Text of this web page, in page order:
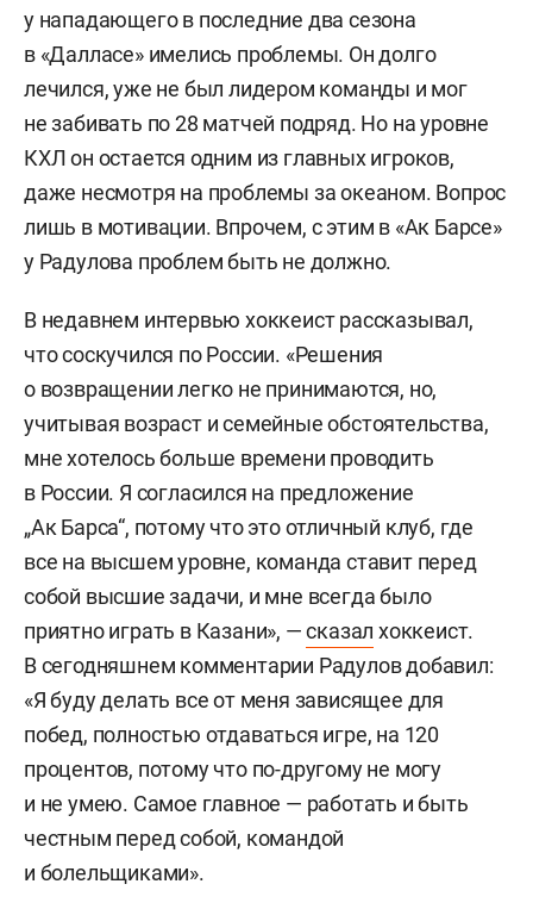
у нападающего в последние два сезона
в «Далласе» имелись проблемы. Он долго
лечился, уже не был лидером команды и мог
не забивать по 28 матчей подряд. Но на уровне
КХЛ он остается одним из главных игроков,
даже несмотря на проблемы за океаном. Вопрос
лишь в мотивации. Впрочем, с этим в «Ак Барсе»
у Радулова проблем быть не должно.
В недавнем интервью хоккеист рассказывал,
что соскучился по России. «Решения
о возвращении легко не принимаются, но,
учитывая возраст и семейные обстоятельства,
мне хотелось больше времени проводить
в России. Я согласился на предложение
„Ак Барса“, потому что это отличный клуб, где
все на высшем уровне, команда ставит перед
собой высшие задачи, и мне всегда было
приятно играть в Казани», —сказал хоккеист.
В сегодняшнем комментарии Радулов добавил:
«Я буду делать все от меня зависящее для
побед, полностью отдаваться игре, на 120
процентов, потому что по-другому не могу
и не умею. Самое главное — работать и быть
честным перед собой, командой
и болельщиками».